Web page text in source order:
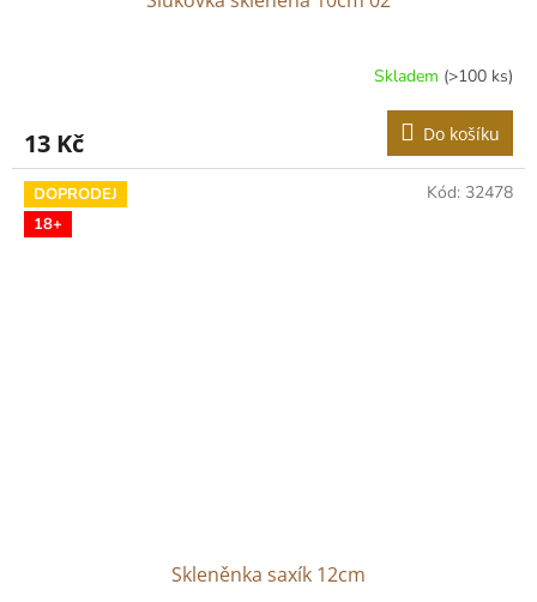
Skladem (>100 ks)
13 Kč Do košíku
DOPRODEJ
18+
Skleněnka saxík 12cm
Kód: 32478